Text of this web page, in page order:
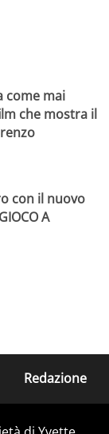
come mai
che mostra il
con il nuovo
A
Redazione